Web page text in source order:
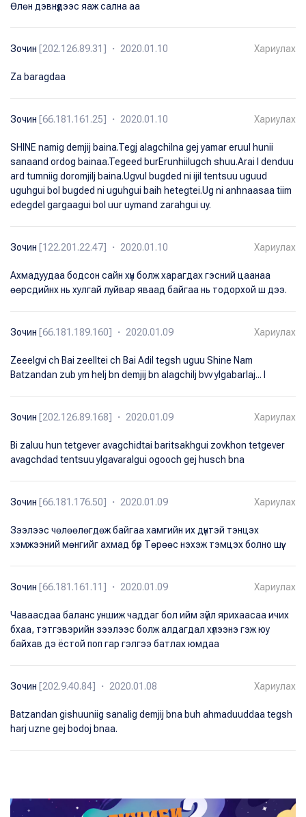
Өлөн дэвнүүдээс яаж сална аа
Зочин [202.126.89.31] ・ 2020.01.10 Хариулах
Za baragdaa
Зочин [66.181.161.25] ・ 2020.01.10 Хариулах
SHINE namig demjij baina.Tegj alagchilna gej yamar eruul hunii
sanaand ordog bainaa.Tegeed burErunhiilugch shuu.Arai l denduu
ard tumniig doromjilj baina.Ugvul bugded ni ijil tentsuu uguud
uguhgui bol bugded ni uguhgui baih hetegtei.Ug ni anhnaasaa tiim
edegdel gargaagui bol uur uymand zarahgui uy.
Зочин [122.201.22.47] ・ 2020.01.10 Хариулах
Ахмадуудаа бодсон сайн хүн болж харагдах гэсний цаанаа
өөрсдийнх нь хулгай луйвар яваад байгаа нь тодорхой ш дээ.
Зочин [66.181.189.160] ・ 2020.01.09 Хариулах
Zeeelgvi ch Bai zeelltei ch Bai Adil tegsh uguu Shine Nam
Batzandan zub ym helj bn demjij bn alagchilj bvv ylgabarlaj... I
Зочин [202.126.89.168] ・ 2020.01.09 Хариулах
Bi zaluu hun tetgever avagchidtai baritsakhgui zovkhon tetgever
avagchdad tentsuu ylgavaralgui ogooch gej husch bna
Зочин [66.181.176.50] ・ 2020.01.09 Хариулах
Зээлээс чөлөөлөгдөж байгаа хамгийн их дүнтэй тэнцэх
хэмжээний мөнгийг ахмад бүр Төрөөс нэхэж тэмцэх болно шүү.
Зочин [66.181.161.11] ・ 2020.01.09 Хариулах
Чаваасдаа баланс уншиж чаддаг бол ийм зүйл ярихаасаа ичих
бхаа, тэтгэвэрийн зээлээс болж алдагдал хүлээнэ гэж юу
байхав дэ ёстой поп гар гэлгээ батлах юмдаа
Зочин [202.9.40.84] ・ 2020.01.08 Хариулах
Batzandan gishuuniig sanalig demjij bna buh ahmaduuddaa tegsh
harj uzne gej bodoj bnaa.